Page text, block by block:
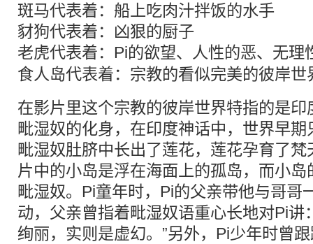
斑马代表着：船上吃肉汁拌饭的水手
豺狗代表着：凶狠的厨子
老虎代表着：Pi的欲望、 人性的恶、无理
食人岛代表着：宗教的看似完美的彼岸世
在影片里这个宗教的彼岸世界特指的是
毗湿奴的化身，在印度神话中，世界早
毗湿奴肚脐中长出了莲花，莲花孕育了
片中的小岛是浮在海面上的孤岛，而小
毗湿奴。Pi童年时，Pi的父亲带他与哥哥
动，父亲曾指着毗湿奴语重心长地对Pi讲
绚丽，实则是虚幻。”另外，Pi少年时曾